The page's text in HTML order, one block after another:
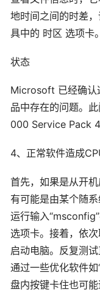
地时间之间的时差，
具中的 时区 选项卡。
状态
Microsoft 已经确认
品中存在的问题。
000 Service Pack 4
4、正常软件造成
首先，如果是从开
有可能是由某个随
运行输入
选项卡。接着，依
启动电脑。反复测
通过一些优化软件
盘内按键卡住也可能